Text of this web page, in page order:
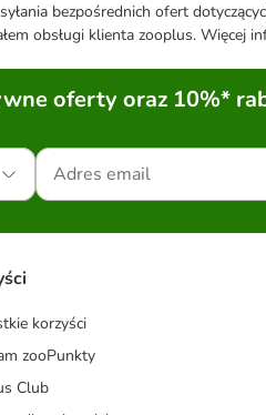
bezpośrednich ofert
obsługi klienta zooplus. Więcej
oferty oraz 10%*
korzyści
zooPunkty
Club